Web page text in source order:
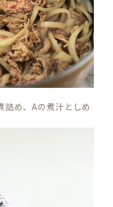
詰め、Aの煮汁としめ